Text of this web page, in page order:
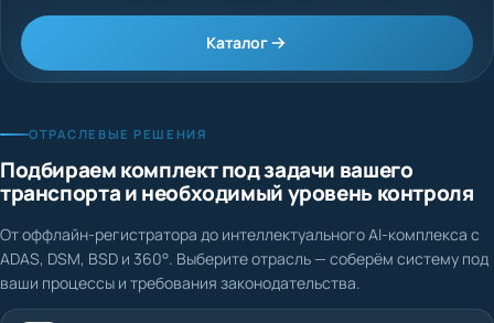
Каталог
ОТРАСЛЕВЫЕ РЕШЕНИЯ
Подбираем комплект под задачи вашего
транспорта и необходимый уровень контроля
От оффлайн-регистратора до интеллектуального AI-комплекса с
ADAS, DSM, BSD и 360°. Выберите отрасль — соберём систему под
ваши процессы и требования законодательства.